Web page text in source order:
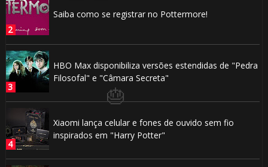
Saiba como se registrar no Pottermore!
HBO Max disponibiliza versões estendidas de "Pedra
Filosofal" e "Câmara Secreta"
Xiaomi lança celular e fones de ouvido sem fio
inspirados em "Harry Potter" ⚡